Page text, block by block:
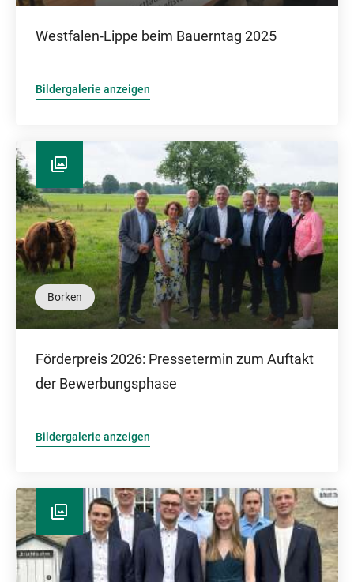
Westfalen-Lippe beim Bauerntag 2025
Bildergalerie anzeigen
Borken
Förderpreis 2026: Pressetermin zum Auftakt
der Bewerbungsphase
Bildergalerie anzeigen